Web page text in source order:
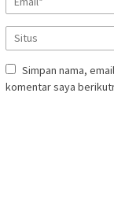
Simpan nama,
komentar saya